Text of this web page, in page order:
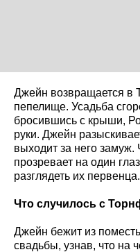
Джейн возвращается в
пепелище. Усадьба
бросившись с крыши,
руки. Джейн
выходит за него замуж.
прозревает на один
разглядеть их первенца.
Что случилось с
Джейн бежит из
свадьбы, узнав, что на